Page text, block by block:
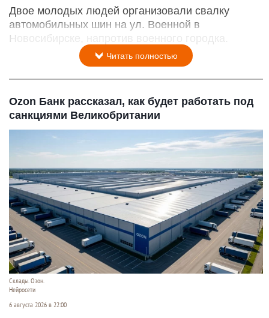
Двое молодых людей организовали свалку
автомобильных шин на ул. Военной в
Новосибирске, напротив военного городка.
Читать полностью
Ozon Банк рассказал, как будет работать под
санкциями Великобритании
Склады. Озон.
Нейросети
6 августа 2026 в 22:00